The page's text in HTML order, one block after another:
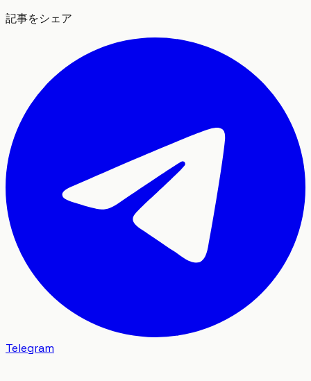
記事をシェア
Telegram